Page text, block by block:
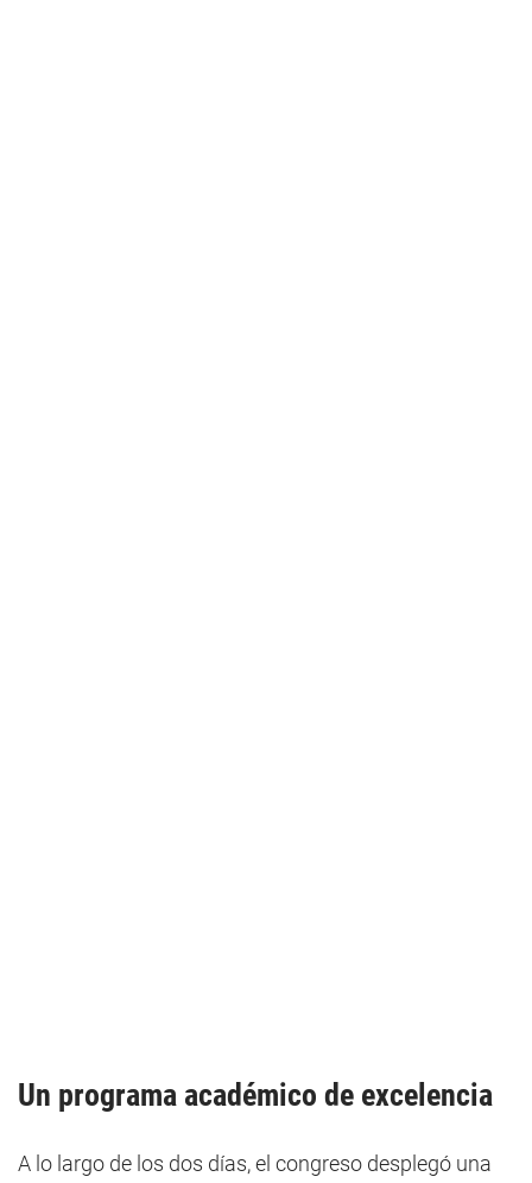
Un programa académico de excelencia
A lo largo de los dos días, el congreso desplegó una